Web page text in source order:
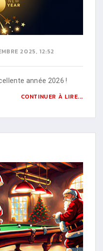
2025, 12:52
année 2026 !
CONTINUER À LIRE...